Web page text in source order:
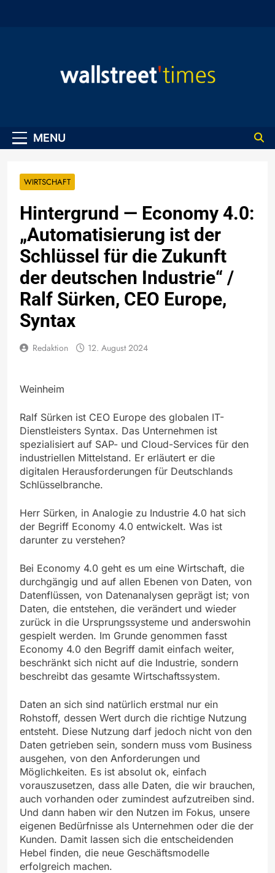
MENU
WIRTSCHAFT
Hintergrund — Economy 4.0:
„Automatisierung ist der
Schlüssel für die Zukunft
der deutschen Industrie“ /
Ralf Sürken, CEO Europe,
Syntax
Redaktion 12. August 2024
Weinheim
Ralf Sürken ist CEO Europe des globalen IT-
Dienstleisters Syntax. Das Unternehmen ist
spezialisiert auf SAP- und Cloud-Services für den
industriellen Mittelstand. Er erläutert er die
digitalen Herausforderungen für Deutschlands
Schlüsselbranche.
Herr Sürken, in Analogie zu Industrie 4.0 hat sich
der Begriff Economy 4.0 entwickelt. Was ist
darunter zu verstehen?
Bei Economy 4.0 geht es um eine Wirtschaft, die
durchgängig und auf allen Ebenen von Daten, von
Datenflüssen, von Datenanalysen geprägt ist; von
Daten, die entstehen, die verändert und wieder
zurück in die Ursprungssysteme und anderswohin
gespielt werden. Im Grunde genommen fasst
Economy 4.0 den Begriff damit einfach weiter,
beschränkt sich nicht auf die Industrie, sondern
beschreibt das gesamte Wirtschaftssystem.
Daten an sich sind natürlich erstmal nur ein
Rohstoff, dessen Wert durch die richtige Nutzung
entsteht. Diese Nutzung darf jedoch nicht von den
Daten getrieben sein, sondern muss vom Business
ausgehen, von den Anforderungen und
Möglichkeiten. Es ist absolut ok, einfach
vorauszusetzen, dass alle Daten, die wir brauchen,
auch vorhanden oder zumindest aufzutreiben sind.
Und dann haben wir den Nutzen im Fokus, unsere
eigenen Bedürfnisse als Unternehmen oder die der
Kunden. Damit lassen sich die entscheidenden
Hebel finden, die neue Geschäftsmodelle
erfolgreich machen.